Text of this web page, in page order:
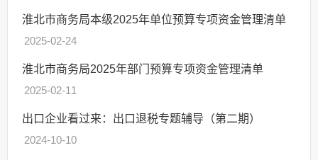
淮北市商务局本级2025年单位预算专项资金管理清单
2025-02-24
淮北市商务局2025年部门预算专项资金管理清单
2025-02-11
出口企业看过来：出口退税专题辅导（第二期）
2024-10-10